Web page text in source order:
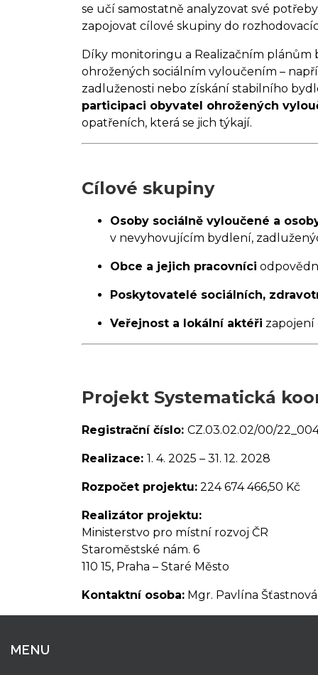
se učí samostatně analyzovat své
zapojovat cílové skupiny do
Díky monitoringu a Realizačním
ohrožených sociálním vyloučením –
zadluženosti nebo získání stabilního
participaci obyvatel ohrožených
opatřeních, která se jich týkají.
Cílové skupiny
Osoby sociálně vyloučené a
v nevyhovujícím bydlení,
Obce a jejich pracovníci
Poskytovatelé sociálních,
Veřejnost a lokální aktéři zapojení
Projekt Systematická
Registrační číslo: CZ.03.02.02/00/
Realizace: 1. 4. 2025 – 31. 12. 2028
Rozpočet projektu: 224 674 466,50 Kč
Realizátor projektu:
Ministerstvo pro místní rozvoj ČR
Staroměstské nám. 6
110 15, Praha – Staré Město
Kontaktní osoba: Mgr. Pavlína
MENU